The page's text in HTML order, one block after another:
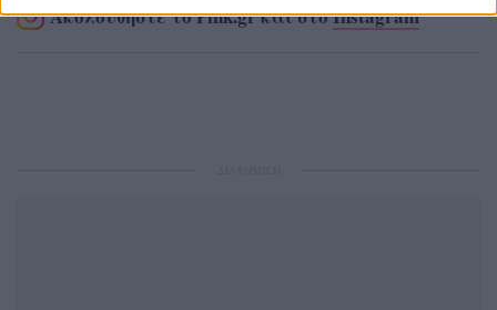
Ακολουθήστε το Pink.gr και στοInstagram